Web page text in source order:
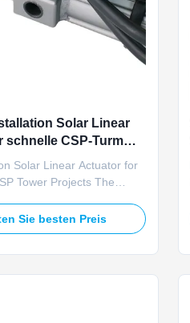
Solar Linear
schnelle CSP-Turm
Solar Linear Actuator for
Tower Projects The
on-site assembly
deployment solar
Sie besten Preis